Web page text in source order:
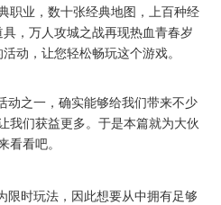
职业，数十张经典地图，上百种经
，万人攻城之战再现热血青春岁
动，让您轻松畅玩这个游戏。
动之一，确实能够给我们带来不少
我们获益更多。于是本篇就为大伙
看看吧。
限时玩法，因此想要从中拥有足够